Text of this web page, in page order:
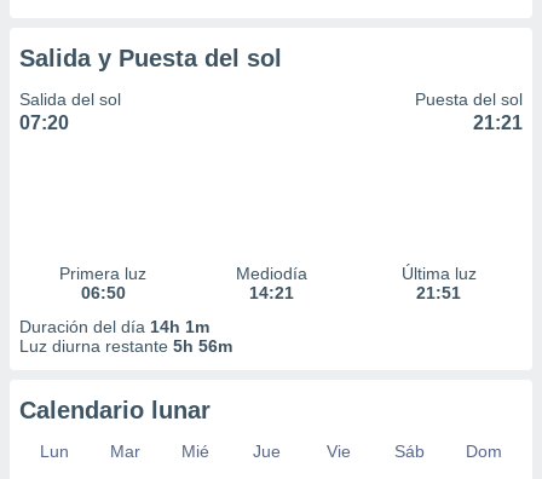
Salida y Puesta del sol
Salida del sol
07:20
Puesta del sol
21:21
Primera luz
06:50
Mediodía
14:21
Última luz
21:51
Duración del día 14h 1m
Luz diurna restante 5h 56m
Calendario lunar
Lun Mar Mié Jue Vie Sáb
Dom